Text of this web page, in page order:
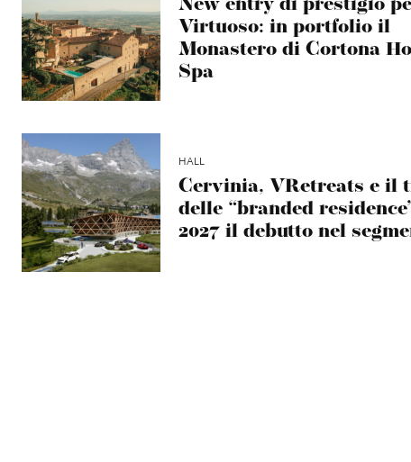
New entry di prestigio
Virtuoso: in portfolio il
Monastero di Cortona
Spa
HALL
Cervinia, VRetreats e il
delle “branded
2027 il debutto nel